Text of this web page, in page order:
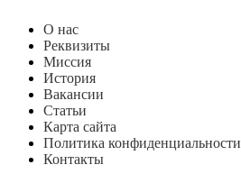
О нас
Реквизиты
Миссия
История
Вакансии
Статьи
Карта сайта
Политика конфиденциальности
Контакты